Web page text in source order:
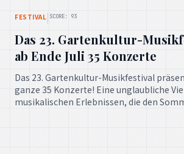
FESTIVAL| SCORE: 93
Das 23. Gartenkultur-
ab Ende Juli 35 Konzerte
Das 23. Gartenkultur-Musikfestival
ganze 35 Konzerte! Eine unglaubliche
musikalischen Erlebnissen, die den